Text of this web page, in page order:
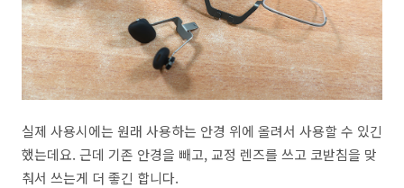
실제 사용시에는 원래 사용하는 안경 위에 올려서 사용할 수 있긴
했는데요. 근데 기존 안경을 빼고, 교정 렌즈를 쓰고 코받침을 맞
춰서 쓰는게 더 좋긴 합니다.